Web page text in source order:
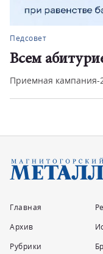
Педсовет
Всем
Приемная
Главная
Архив
Рубрики